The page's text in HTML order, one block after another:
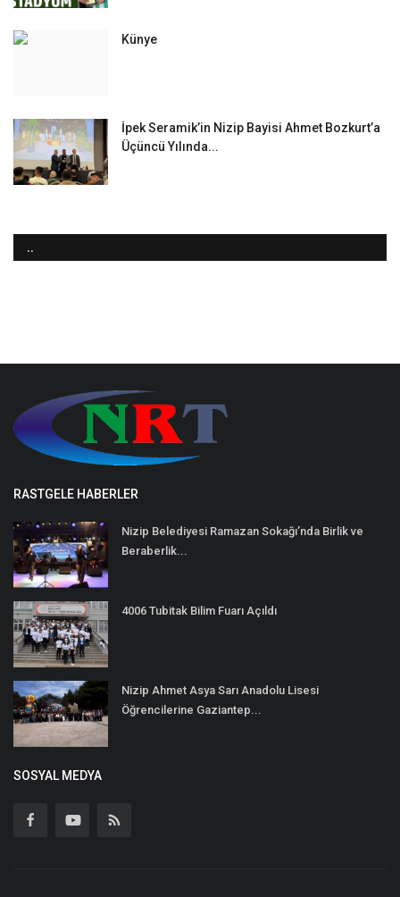
Künye
İpek Seramik’in Nizip Bayisi Ahmet Bozkurt’a
Üçüncü Yılında...
..
RASTGELE HABERLER
Nizip Belediyesi Ramazan Sokağı’nda Birlik ve
Beraberlik...
4006 Tubitak Bilim Fuarı Açıldı
Nizip Ahmet Asya Sarı Anadolu Lisesi
Öğrencilerine Gaziantep...
SOSYAL MEDYA